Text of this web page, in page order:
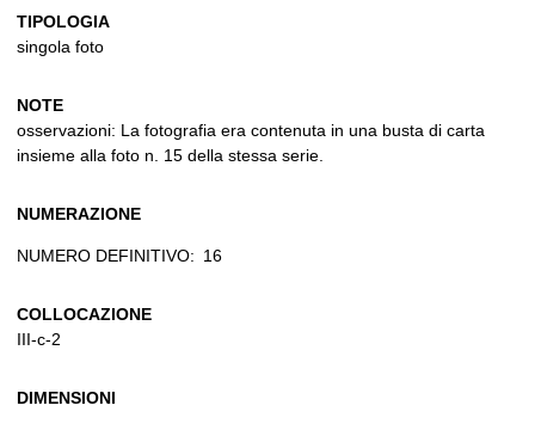
TIPOLOGIA
singola foto
NOTE
osservazioni: La fotografia era contenuta in una busta di carta
insieme alla foto n. 15 della stessa serie.
NUMERAZIONE
NUMERO DEFINITIVO: 16
COLLOCAZIONE
III-c-2
DIMENSIONI